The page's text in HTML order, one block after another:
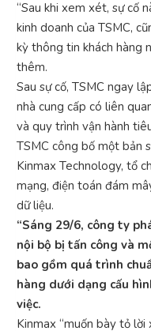
“Sau khi xem xét, sự cố
kinh doanh của TSMC,
kỳ thông tin khách hàng
thêm.
Sau sự cố, TSMC ngay
nhà cung cấp có liên
và quy trình vận hành
TSMC công bố một bản
Kinmax Technology, tổ
mạng, điện toán đám
dữ liệu.
“Sáng 29/6, công ty
nội bộ bị tấn công và
bao gồm quá trình
hàng dưới dạng cấu
việc.
Kinmax “muốn bày tỏ lời